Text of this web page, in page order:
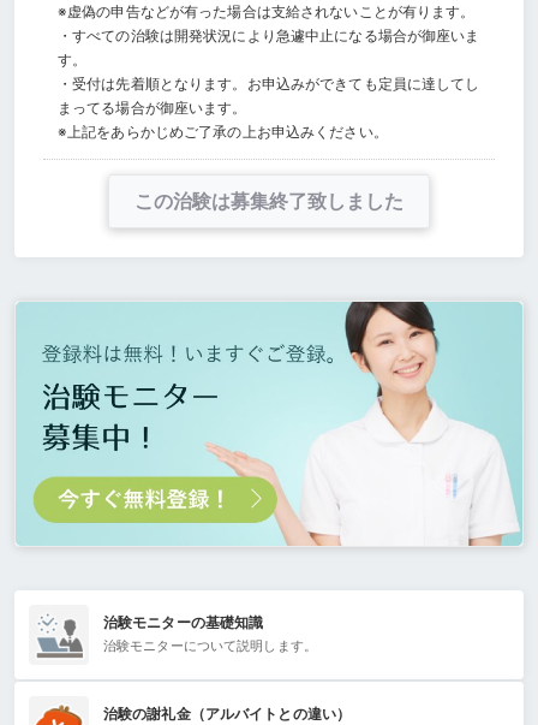
※虚偽の申告などが有った場合は支給されないことが有ります。
・すべての治験は開発状況により急遽中止になる場合が御座いま
す。
・受付は先着順となります。お申込みができても定員に達してし
まってる場合が御座います。
※上記をあらかじめご了承の上お申込みください。
この治験は募集終了致しました
治験モニターの基礎知識
治験モニターについて説明します。
治験の謝礼金（アルバイトとの違い）